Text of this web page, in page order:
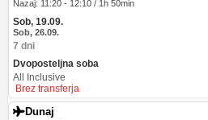
Nazaj: 11:20 - 12:10 / 1h 50min
Sob, 19.09.
Sob, 26.09.
7 dni
Dvoposteljna soba
All Inclusive
Brez transferja
Dunaj